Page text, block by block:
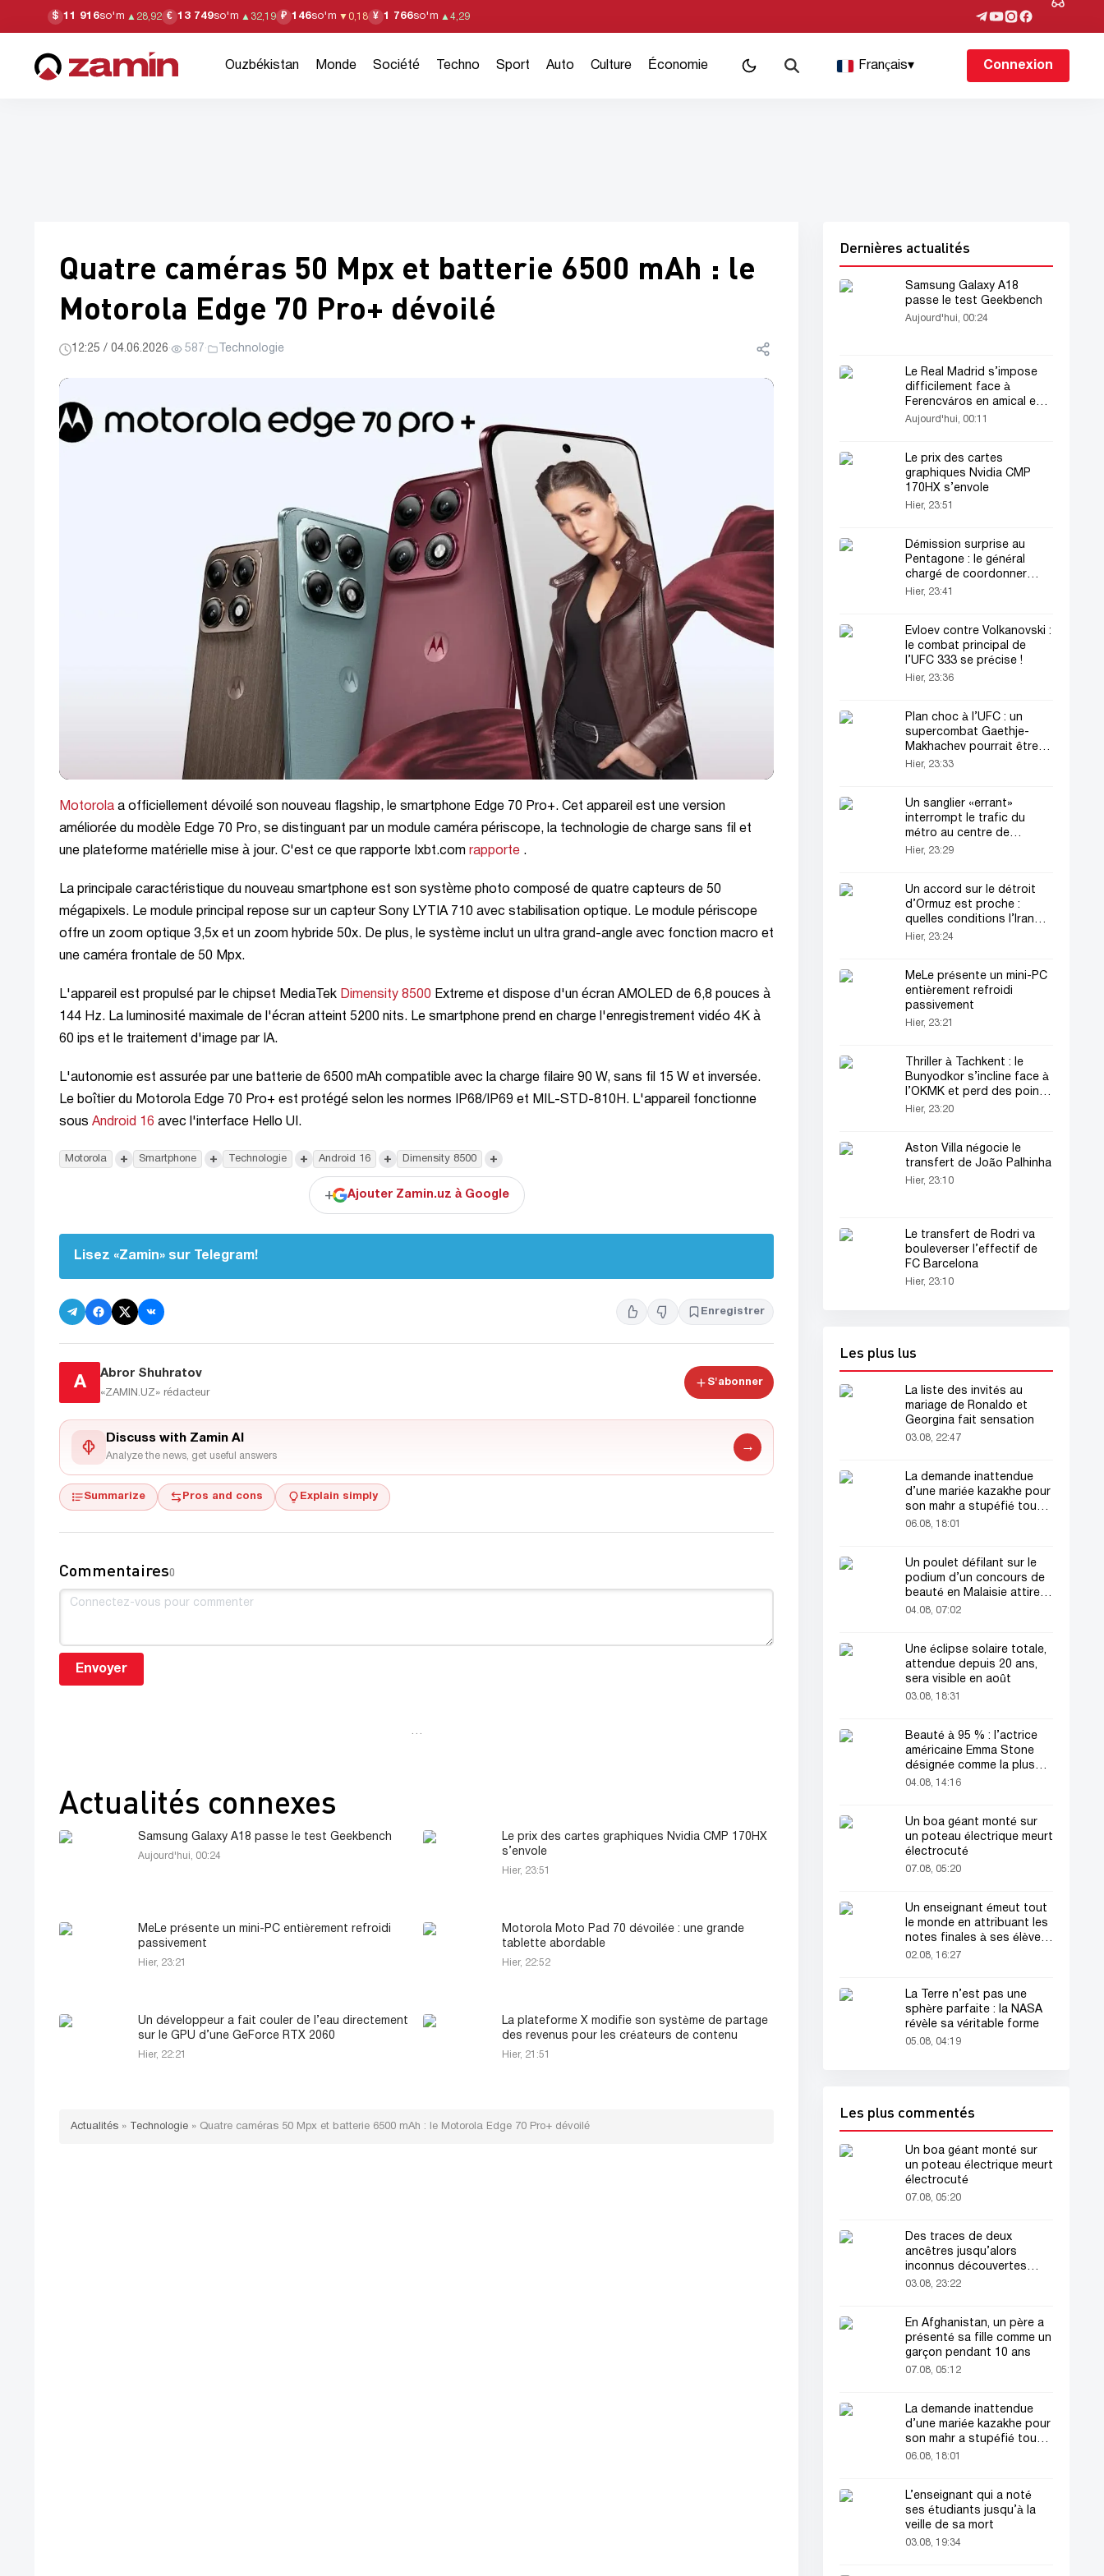
$ 11 916so'm ▲ 28,92 € 13 749so'm ▲ 32,19 ₽ 146so'm ▼ 0,18 ¥ 1 766so'm ▲ 4,29
Ouzbékistan Monde Société Techno Sport Auto Culture Économie Français▾ Connexion
Quatre caméras 50 Mpx et batterie 6500 mAh : le
Motorola Edge 70 Pro+ dévoilé
12:25 / 04.06.2026· 587 · Technologie
Motorola a officiellement dévoilé son nouveau flagship, le smartphone Edge 70 Pro+. Cet appareil est une version
améliorée du modèle Edge 70 Pro, se distinguant par un module caméra périscope, la technologie de charge sans fil et
une plateforme matérielle mise à jour. C'est ce que rapporte Ixbt.com rapporte .
La principale caractéristique du nouveau smartphone est son système photo composé de quatre capteurs de 50
mégapixels. Le module principal repose sur un capteur Sony LYTIA 710 avec stabilisation optique. Le module périscope
offre un zoom optique 3,5x et un zoom hybride 50x. De plus, le système inclut un ultra grand-angle avec fonction macro et
une caméra frontale de 50 Mpx.
L'appareil est propulsé par le chipset MediaTek Dimensity 8500 Extreme et dispose d'un écran AMOLED de 6,8 pouces à
144 Hz. La luminosité maximale de l'écran atteint 5200 nits. Le smartphone prend en charge l'enregistrement vidéo 4K à
60 ips et le traitement d'image par IA.
L'autonomie est assurée par une batterie de 6500 mAh compatible avec la charge filaire 90 W, sans fil 15 W et inversée.
Le boîtier du Motorola Edge 70 Pro+ est protégé selon les normes IP68/IP69 et MIL-STD-810H. L'appareil fonctionne
sous Android 16 avec l'interface Hello UI.
Motorola + Smartphone + Technologie + Android 16 + Dimensity 8500 +
+ Ajouter Zamin.uz à Google
Lisez «Zamin» sur Telegram!
Enregistrer
A
Abror Shuhratov
«ZAMIN.UZ» rédacteur
S'abonner
Discuss with Zamin AI
Analyze the news, get useful answers
→
Summarize Pros and cons Explain simply
Commentaires0
Envoyer
…
Actualités connexes
Samsung Galaxy A18 passe le test Geekbench
Aujourd'hui, 00:24
Le prix des cartes graphiques Nvidia CMP 170HX
s’envole
Hier, 23:51
MeLe présente un mini-PC entièrement refroidi
passivement
Hier, 23:21
Motorola Moto Pad 70 dévoilée : une grande
tablette abordable
Hier, 22:52
Un développeur a fait couler de l’eau directement
sur le GPU d’une GeForce RTX 2060
Hier, 22:21
La plateforme X modifie son système de partage
des revenus pour les créateurs de contenu
Hier, 21:51
Actualités » Technologie » Quatre caméras 50 Mpx et batterie 6500 mAh : le Motorola Edge 70 Pro+ dévoilé
Dernières actualités
Samsung Galaxy A18
passe le test Geekbench
Aujourd'hui, 00:24
Le Real Madrid s’impose
difficilement face à
Ferencváros en amical en
Hongrie
Aujourd'hui, 00:11
Le prix des cartes
graphiques Nvidia CMP
170HX s’envole
Hier, 23:51
Démission surprise au
Pentagone : le général
chargé de coordonner
l’aide à l’Ukraine limogé !
Hier, 23:41
Evloev contre Volkanovski :
le combat principal de
l’UFC 333 se précise !
Hier, 23:36
Plan choc à l’UFC : un
supercombat Gaethje-
Makhachev pourrait être
organisé
Hier, 23:33
Un sanglier «errant»
interrompt le trafic du
métro au centre de
Budapest
Hier, 23:29
Un accord sur le détroit
d’Ormuz est proche :
quelles conditions l’Iran
impose-t-il ?
Hier, 23:24
MeLe présente un mini-PC
entièrement refroidi
passivement
Hier, 23:21
Thriller à Tachkent : le
Bunyodkor s’incline face à
l’OKMK et perd des points
pour le 6e match
Hier, 23:20
Aston Villa négocie le
transfert de João Palhinha
Hier, 23:10
Le transfert de Rodri va
bouleverser l’effectif de
FC Barcelona
Hier, 23:10
Les plus lus
La liste des invités au
mariage de Ronaldo et
Georgina fait sensation
03.08, 22:47
La demande inattendue
d’une mariée kazakhe pour
son mahr a stupéfié tout
le monde
06.08, 18:01
Un poulet défilant sur le
podium d’un concours de
beauté en Malaisie attire
l’attention du public
04.08, 07:02
Une éclipse solaire totale,
attendue depuis 20 ans,
sera visible en août
03.08, 18:31
Beauté à 95 % : l’actrice
américaine Emma Stone
désignée comme la plus
belle femme du monde !
04.08, 14:16
Un boa géant monté sur
un poteau électrique meurt
électrocuté
07.08, 05:20
Un enseignant émeut tout
le monde en attribuant les
notes finales à ses élèves
avant sa mort
02.08, 16:27
La Terre n’est pas une
sphère parfaite : la NASA
révèle sa véritable forme
05.08, 04:19
Les plus commentés
Un boa géant monté sur
un poteau électrique meurt
électrocuté
07.08, 05:20
Des traces de deux
ancêtres jusqu’alors
inconnus découvertes
dans l’ADN humain
03.08, 23:22
En Afghanistan, un père a
présenté sa fille comme un
garçon pendant 10 ans
07.08, 05:12
La demande inattendue
d’une mariée kazakhe pour
son mahr a stupéfié tout
le monde
06.08, 18:01
L’enseignant qui a noté
ses étudiants jusqu’à la
veille de sa mort
03.08, 19:34